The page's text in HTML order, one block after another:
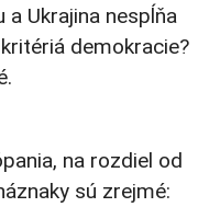
Ukrajina nespĺňa
demokracie?
na rozdiel od
sú zrejmé: